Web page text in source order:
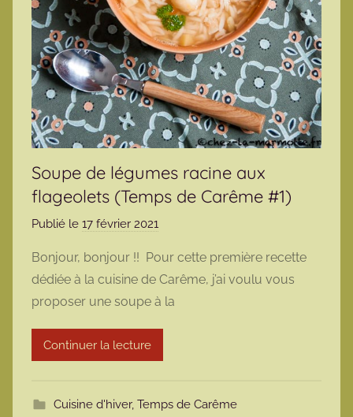
Soupe de légumes racine aux
flageolets (Temps de Carême #1)
Publié le 17 février 2021
r
m
a
r
t
Bonjour, bonjour !! Pour cette première recette
dédiée à la cuisine de Carême, j’ai voulu vous
proposer une soupe à la
Continuer la lecture
Cuisine d'hiver, Temps de Carême